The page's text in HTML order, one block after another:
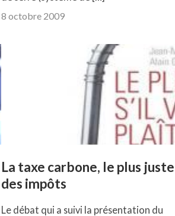
8 octobre 2009
La taxe carbone, le plus juste
des impôts
Le débat qui a suivi la présentation du